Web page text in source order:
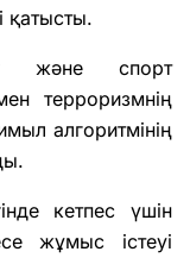
қатысты.
және спорт
терроризмнің
алгоритмінің
кетпес үшін
жұмыс істеуі